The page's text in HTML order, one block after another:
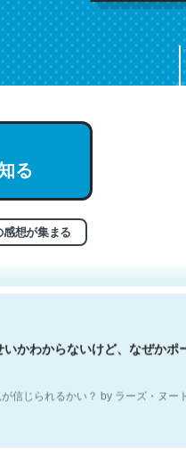
る
想が集まる
彼はとてもクレバーなんだろう
分はこの流れ好き。Let’s
いかわからないけど、なぜかポ
信じられるかい？ by ラーズ・ヌート